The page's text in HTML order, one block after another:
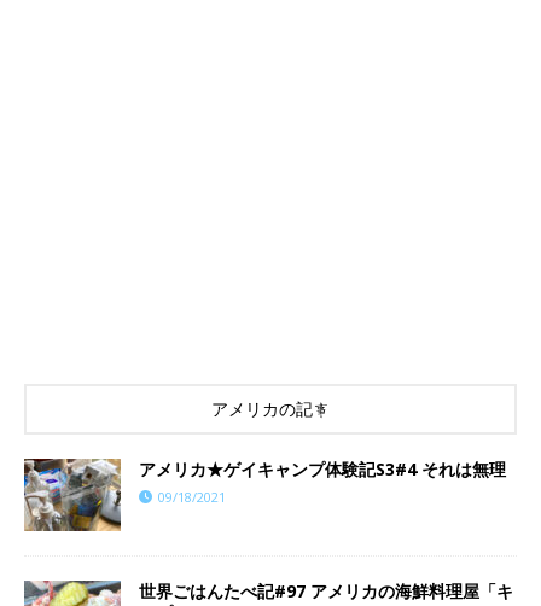
アメリカの記事
アメリカ★ゲイキャンプ体験記S3#4 それは無理
09/18/2021
世界ごはんたべ記#97 アメリカの海鮮料理屋「キ